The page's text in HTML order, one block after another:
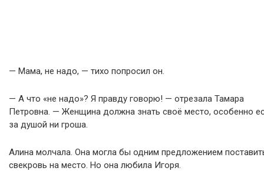
— Мама, не надо, — тихо попросил он.
— А что «не надо»? Я правду говорю! — отрезала Тамара
Петровна. — Женщина должна знать своё место, особенно
за душой ни гроша.
Алина молчала. Она могла бы одним предложением
свекровь на место. Но она любила Игоря.